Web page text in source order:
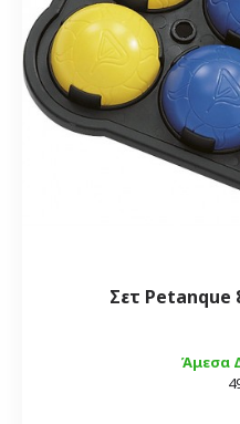
Άμεσα
Σετ Petanque